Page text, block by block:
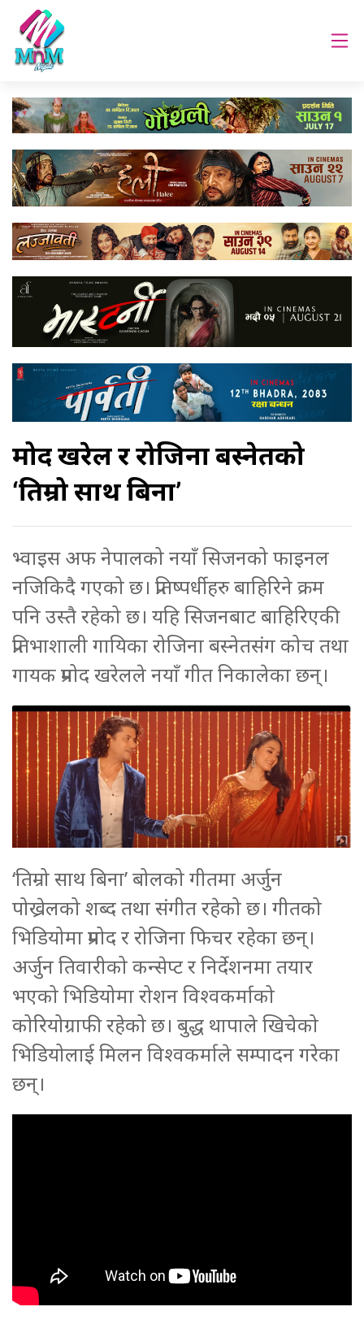
प्रमोद खरेल र रोजिना बस्नेतको
‘तिम्रो साथ बिना’
भ्वाइस अफ नेपालको नयाँ सिजनको फाइनल
नजिकिदै गएको छ। प्रतिष्पर्धीहरु बाहिरिने क्रम
पनि उस्तै रहेको छ। यहि सिजनबाट बाहिरिएकी
प्रतिभाशाली गायिका रोजिना बस्नेतसंग कोच तथा
गायक प्रमोद खरेलले नयाँ गीत निकालेका छन्।
‘तिम्रो साथ बिना’ बोलको गीतमा अर्जुन
पोख्रेलको शब्द तथा संगीत रहेको छ। गीतको
भिडियोमा प्रमोद र रोजिना फिचर रहेका छन्।
अर्जुन तिवारीको कन्सेप्ट र निर्देशनमा तयार
भएको भिडियोमा रोशन विश्वकर्माको
कोरियोग्राफी रहेको छ। बुद्ध थापाले खिचेको
भिडियोलाई मिलन विश्वकर्माले सम्पादन गरेका
छन्।